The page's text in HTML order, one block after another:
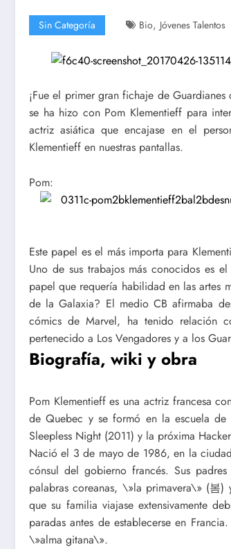
Sin Categoría Bio, Jóvenes Talentos
¡Fue el primer gran fichaje de
se ha hizo con Pom Klementieff para
actriz asiática que encajase en el
Klementieff en nuestras pantallas.
Pom:
Este papel es el más importa para
Uno de sus trabajos más conocidos es
papel que requería habilidad en las artes
de la Galaxia? El medio CB afirmaba
cómics de Marvel, ha tenido relación
pertenecido a Los Vengadores y a los
Biografía, wiki y obra
Pom Klementieff es una actriz francesa
de Quebec y se formó en la escuela
Sleepless Night (2011) y la próxima
Nació el 3 de mayo de 1986, en la
cónsul del gobierno francés. Sus
palabras coreanas, \»la primavera\» (봄
que su familia viajase extensivamente
paradas antes de establecerse en
\»alma gitana\».